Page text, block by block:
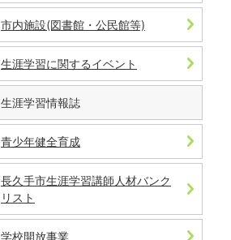
市内施設(図書館・公民館等)
生涯学習に関するイベント
生涯学習情報誌
青少年健全育成
長久手市生涯学習講師人材バンク
リスト
学校開放事業